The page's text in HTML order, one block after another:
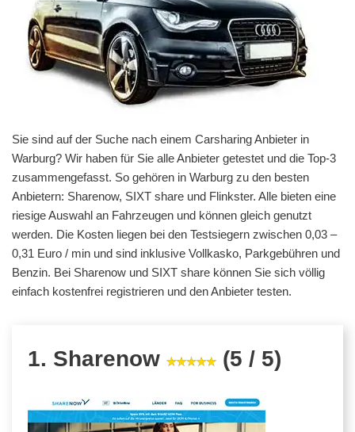
Sie sind auf der Suche nach einem Carsharing Anbieter in
Warburg? Wir haben für Sie alle Anbieter getestet und die Top-3
zusammengefasst. So gehören in Warburg zu den besten
Anbietern: Sharenow, SIXT share und Flinkster. Alle bieten eine
riesige Auswahl an Fahrzeugen und können gleich genutzt
werden. Die Kosten liegen bei den Testsiegern zwischen 0,03 –
0,31 Euro / min und sind inklusive Vollkasko, Parkgebühren und
Benzin. Bei Sharenow und SIXT share können Sie sich völlig
einfach kostenfrei registrieren und den Anbieter testen.
1. Sharenow (5 / 5)